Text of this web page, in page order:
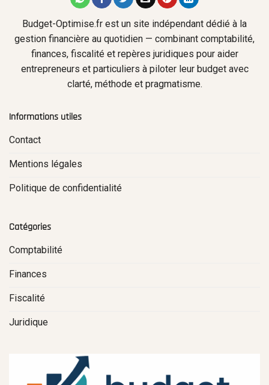
Budget-Optimise.fr est un site indépendant dédié à la
gestion financière au quotidien — combinant comptabilité,
finances, fiscalité et repères juridiques pour aider
entrepreneurs et particuliers à piloter leur budget avec
clarté, méthode et pragmatisme.
Informations utiles
Contact
Mentions légales
Politique de confidentialité
Catégories
Comptabilité
Finances
Fiscalité
Juridique